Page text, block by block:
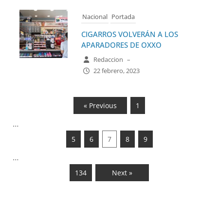
Nacional Portada
CIGARROS VOLVERÁN A LOS
APARADORES DE OXXO
Redaccion –
22 febrero, 2023
« Previous 1
…
5 6 7 8 9
…
134 Next »